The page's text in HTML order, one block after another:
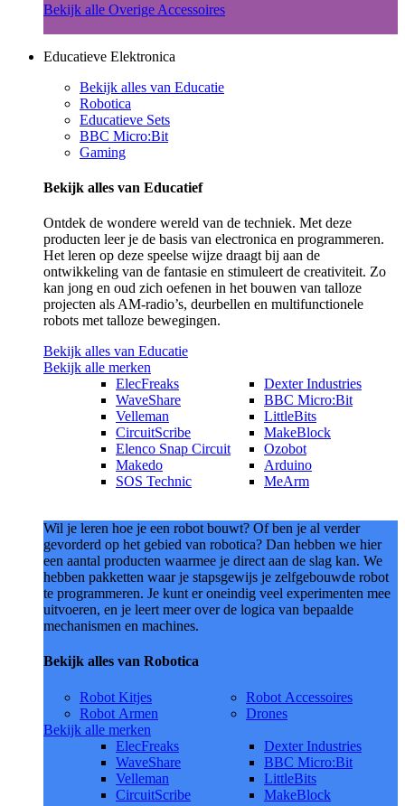
Bekijk alle Overige Accessoires
Educatieve Elektronica
Bekijk alles van Educatie
Robotica
Educatieve Sets
BBC Micro:Bit
Gaming
Bekijk alles van Educatief
Ontdek de wondere wereld van de techniek. Met deze
producten leer je de basis van electronica en programmeren.
Het leren op deze speelse wijze draagt bij aan de
ontwikkeling van de fantasie en stimuleert de creativiteit. Zo
kan jong en oud zich oefenen in het bouwen van talloze
projecten als AM-radio’s, deurbellen en multifunctionele
robots met talloze bewegingen.
Bekijk alles van Educatie
Bekijk alle merken
ElecFreaks
WaveShare
Velleman
CircuitScribe
Elenco Snap Circuit
Makedo
SOS Technic
Dexter Industries
BBC Micro:Bit
LittleBits
MakeBlock
Ozobot
Arduino
MeArm
Wil je leren hoe je een robot bouwt? Of ben je al verder
gevorderd op het gebied van robotica? Dan hebben we hier
een aantal producten waarmee je direct aan de slag kan. We
hebben pakketten waar je stapsgewijs je zelfgebouwde robot
te programmeren. Je kunt er oneindig veel experimenten mee
uitvoeren, en je leert meer over de logica van bepaalde
mechanismen en machines.
Bekijk alles van Robotica
Robot Kitjes
Robot Armen
Robot Accessoires
Drones
Bekijk alle merken
ElecFreaks
WaveShare
Velleman
CircuitScribe
Dexter Industries
BBC Micro:Bit
LittleBits
MakeBlock